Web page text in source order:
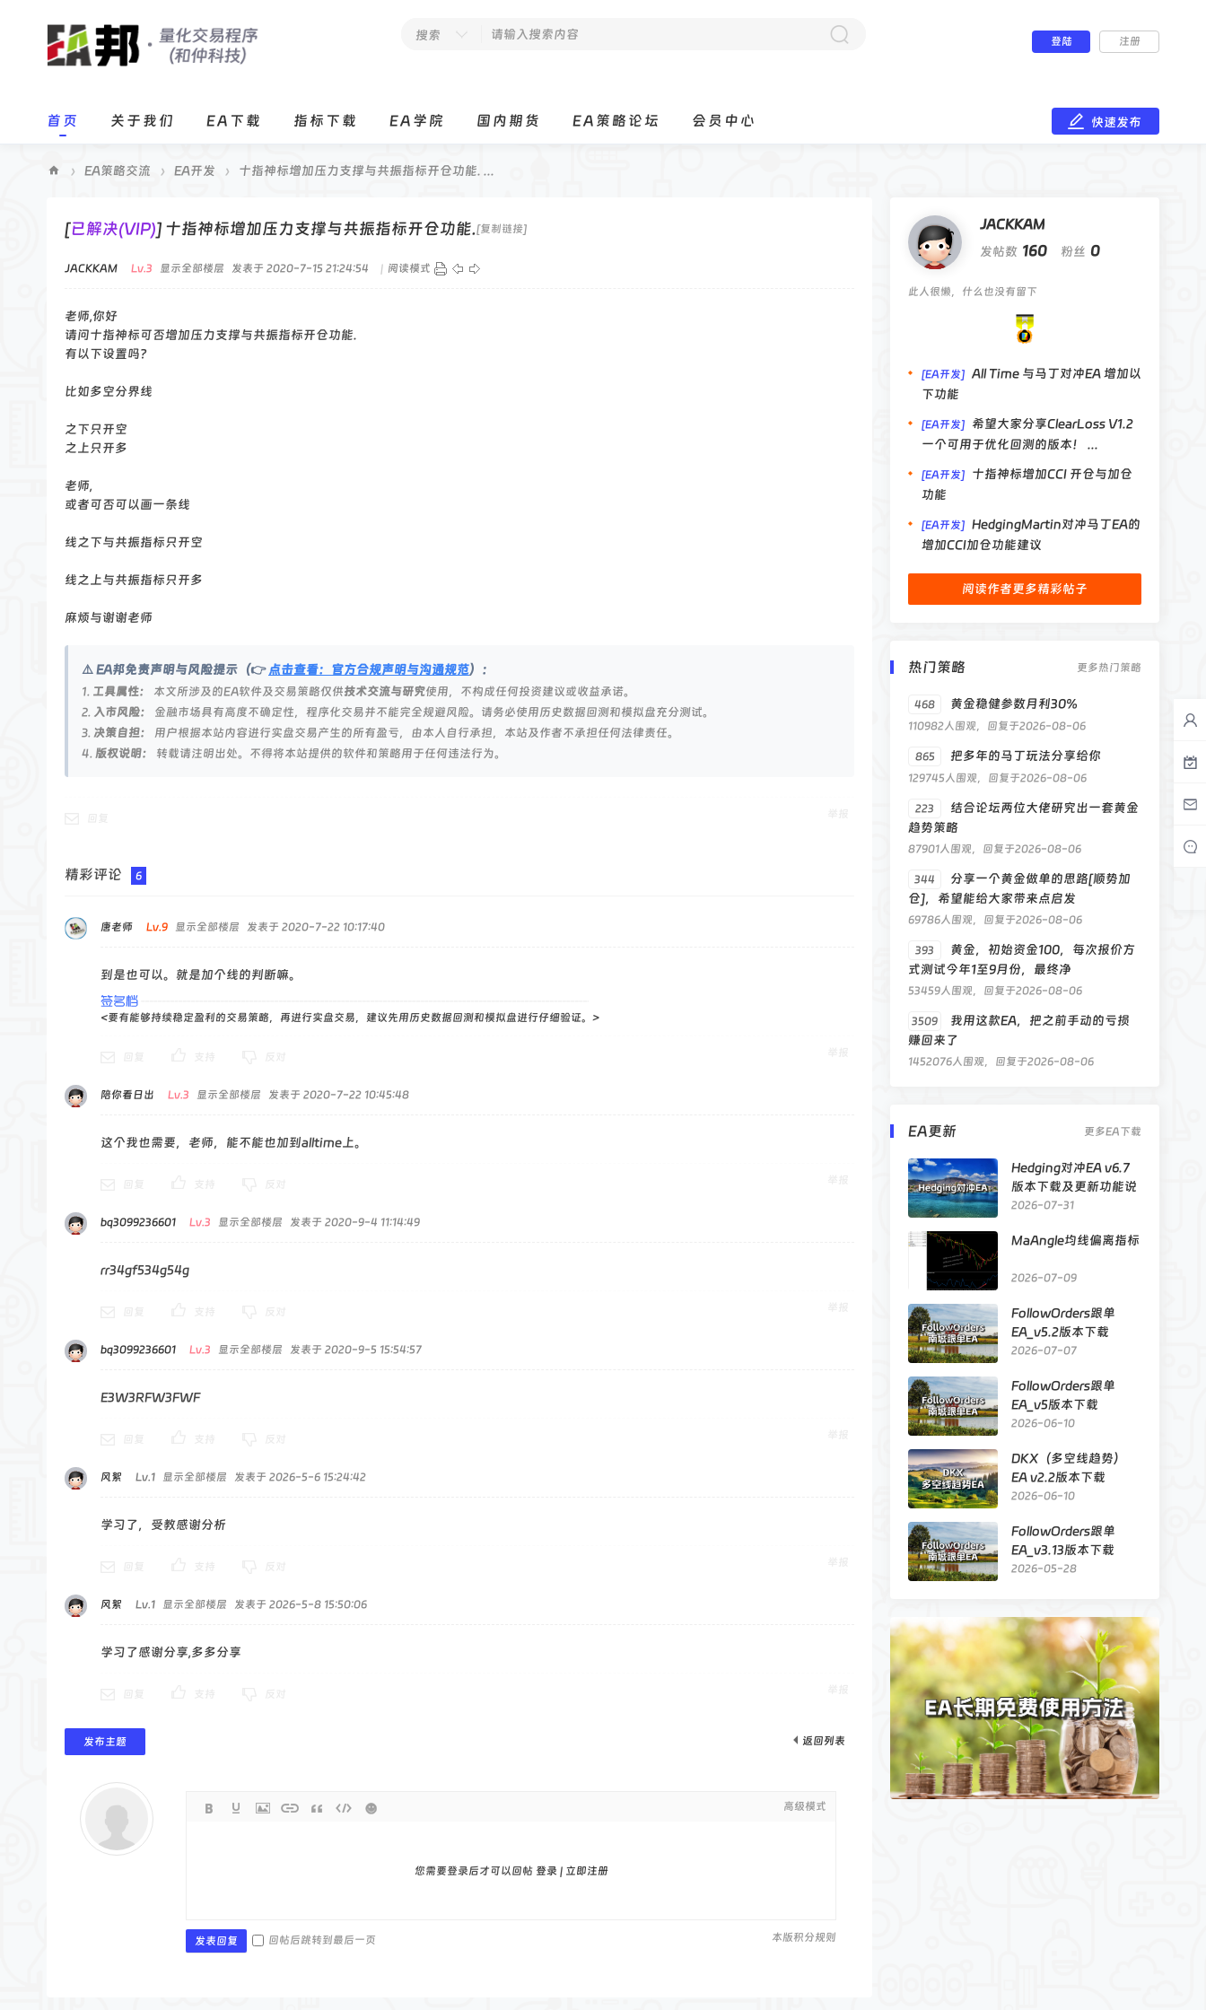
搜索 登陆 注册
首页 关于我们 EA下载 指标下载 EA学院 国内期货 EA策略论坛 会员中心 快速发布
› EA策略交流 › EA开发 › 十指神标增加压力支撑与共振指标开仓功能. ...
JACKKAM
发帖数 160 粉丝 0
此人很懒，什么也没有留下
[EA开发] All Time 与马丁对冲EA 增加以
下功能
[EA开发]
希望大家分享ClearLoss V1.2
一个可用于优化回测的版本！ ...
[EA开发]
十指神标增加CCI 开仓与加仓
功能
[EA开发] HedgingMartin对冲马丁EA的
增加CCI加仓功能建议
阅读作者更多精彩帖子
热门策略 更多热门策略
468 黄金稳健参数月利30%
110982人围观，回复于2026-08-06
865 把多年的马丁玩法分享给你
129745人围观，回复于2026-08-06
223
结合论坛两位大佬研究出一套黄金
趋势策略
87901人围观，回复于2026-08-06
344
分享一个黄金做单的思路[顺势加
仓]，希望能给大家带来点启发
69786人围观，回复于2026-08-06
393
黄金，初始资金100，每次报价方
式测试今年1至9月份，最终净
53459人围观，回复于2026-08-06
3509
我用这款EA，把之前手动的亏损
赚回来了
1452076人围观，回复于2026-08-06
EA更新 更多EA下载
Hedging对冲EA v6.7
版本下载及更新功能说
明
2026-07-31
MaAngle均线偏离指标
2026-07-09
FollowOrders跟单
EA_v5.2版本下载
2026-07-07
FollowOrders跟单
EA_v5版本下载
2026-06-10
DKX（多空线趋势）
EA v2.2版本下载
2026-06-10
FollowOrders跟单
EA_v3.13版本下载
2026-05-28
[已解决(VIP)] 十指神标增加压力支撑与共振指标开仓功能.[复制链接]
JACKKAM Lv.3 显示全部楼层 发表于 2020-7-15 21:24:54 | 阅读模式
老师,你好
请问十指神标可否增加压力支撑与共振指标开仓功能.
有以下设置吗？
比如多空分界线
之下只开空
之上只开多
老师,
或者可否可以画一条线
线之下与共振指标只开空
线之上与共振指标只开多
麻烦与谢谢老师
⚠️ EA邦免责声明与风险提示（👉点击查看：官方合规声明与沟通规范）：
1. 工具属性： 本文所涉及的EA软件及交易策略仅供技术交流与研究使用，不构成任何投资建议或收益承诺。
2. 入市风险：
金融市场具有高度不确定性，程序化交易并不能完全规避风险。请务必使用历史数据回测和模拟盘充分测试。
3. 决策自担：
用户根据本站内容进行实盘交易产生的所有盈亏，由本人自行承担，本站及作者不承担任何法律责任。
4. 版权说明： 转载请注明出处。不得将本站提供的软件和策略用于任何违法行为。
精彩评论 6
唐老师 Lv.9 显示全部楼层 发表于 2020-7-22 10:17:40
到是也可以。就是加个线的判断嘛。
<要有能够持续稳定盈利的交易策略，再进行实盘交易，建议先用历史数据回测和模拟盘进行仔细验证。>
陪你看日出 Lv.3 显示全部楼层 发表于 2020-7-22 10:45:48
这个我也需要，老师，能不能也加到alltime上。
bq3099236601 Lv.3 显示全部楼层 发表于 2020-9-4 11:14:49
rr34gf534g54g
bq3099236601 Lv.3 显示全部楼层 发表于 2020-9-5 15:54:57
E3W3RFW3FWF
风絮 Lv.1 显示全部楼层 发表于 2026-5-6 15:24:42
学习了，受教感谢分析
风絮 Lv.1 显示全部楼层 发表于 2026-5-8 15:50:06
学习了感谢分享,多多分享
发布主题 返回列表
高级模式
您需要登录后才可以回帖 登录 | 立即注册
本版积分规则
发表回复 回帖后跳转到最后一页